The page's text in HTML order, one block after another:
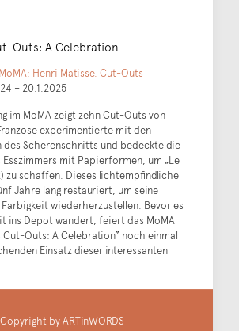
Outs: A Celebration
Henri Matisse. Cut-Outs
– 20.1.2025
im MoMA zeigt zehn Cut-Outs von
experimentierte mit den
des Scherenschnitts und bedeckte die
Esszimmers mit Papierformen, um „Le
zu schaffen. Dieses lichtempfindliche
Jahre lang restauriert, um seine
wiederherzustellen. Bevor es
ins Depot wandert, feiert das MoMA
Cut-Outs: A Celebration“ noch einmal
Einsatz dieser interessanten
Copyright by ARTinWORDS